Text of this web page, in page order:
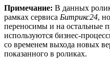
Примечание: В данных
рамках сервиса Битрикс24,
переносимы и на остальные
используются бизнес-
со временем выхода новых
показанного в роликах.